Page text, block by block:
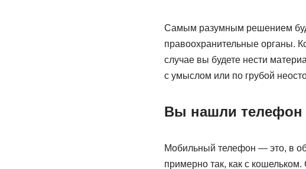
Самым разумным решением
правоохранительные органы.
случае вы будете нести
с умыслом или по грубой
Вы нашли телефон
Мобильный телефон — это, в
примерно так, как с